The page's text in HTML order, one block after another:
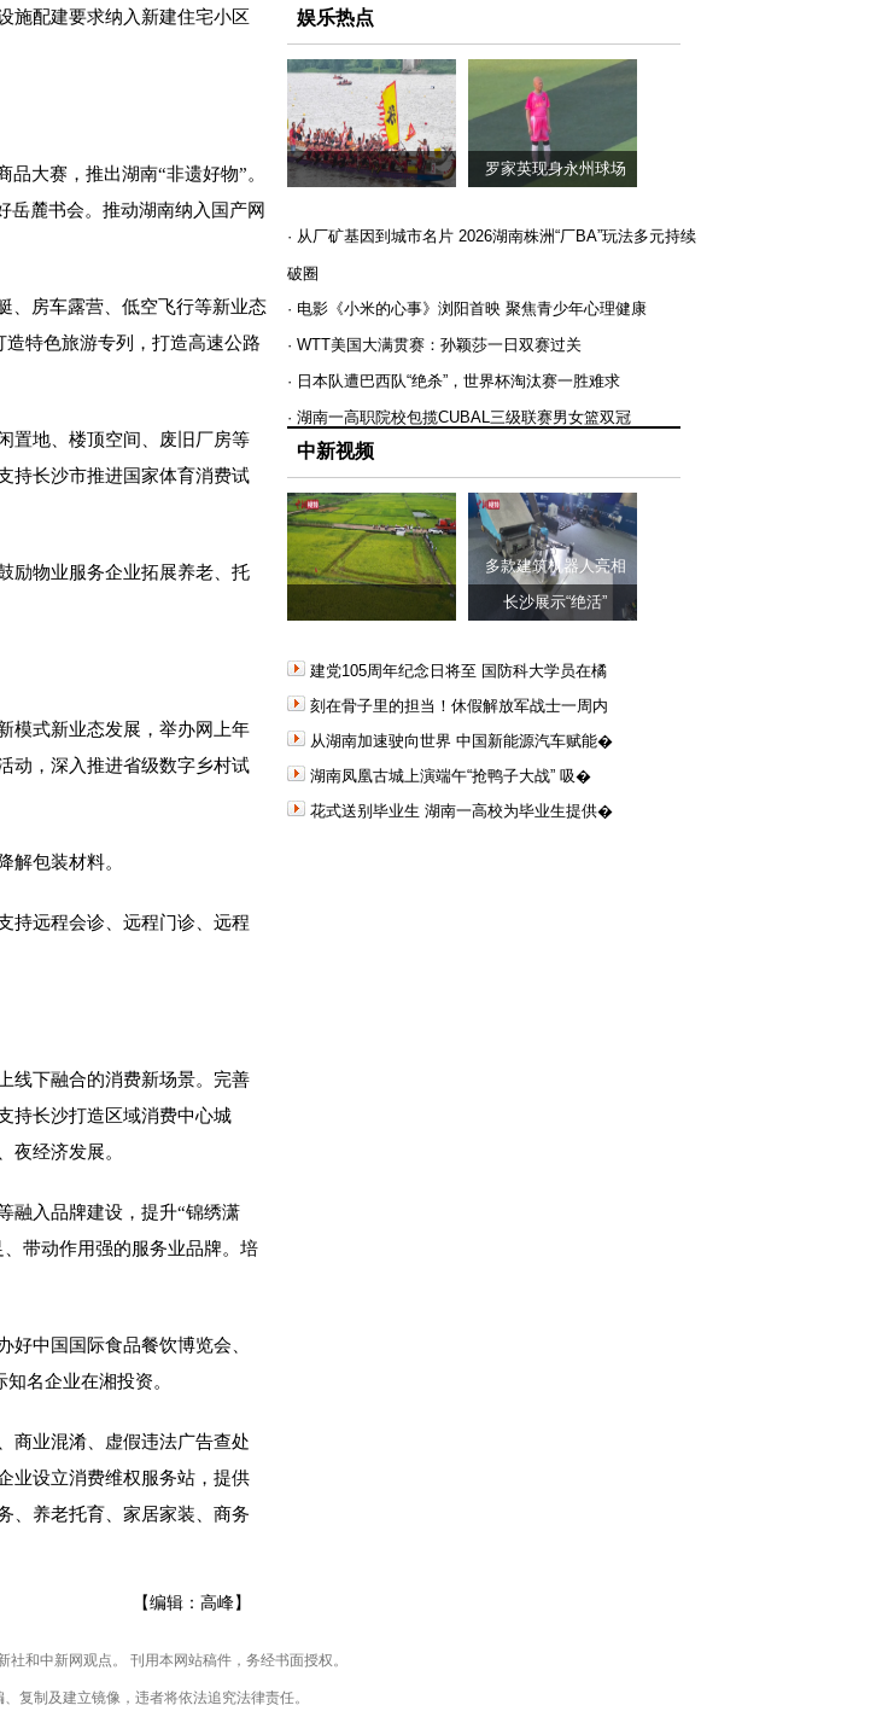
施配建要求纳入新建住宅小区
大赛，推出湖南“非遗好物”。
岳麓书会。推动湖南纳入国产网
房车露营、低空飞行等新业态
特色旅游专列，打造高速公路
地、楼顶空间、废旧厂房等
持长沙市推进国家体育消费试
物业服务企业拓展养老、托
式新业态发展，举办网上年
动，深入推进省级数字乡村试
包装材料。
远程会诊、远程门诊、远程
下融合的消费新场景。完善
持长沙打造区域消费中心城
夜经济发展。
入品牌建设，提升“锦绣潇
带动作用强的服务业品牌。培
中国国际食品餐饮博览会、
名企业在湘投资。
业混淆、虚假违法广告查处
业设立消费维权服务站，提供
、养老托育、家居家装、商务
【编辑：高峰】
娱乐热点
罗家英现身永州球场
· 从厂矿基因到城市名片 2026湖南株洲“厂BA”玩法多元持续
破圈
· 电影《小米的心事》浏阳首映 聚焦青少年心理健康
· WTT美国大满贯赛：孙颖莎一日双赛过关
· 日本队遭巴西队“绝杀”，世界杯淘汰赛一胜难求
· 湖南一高职院校包揽CUBAL三级联赛男女篮双冠
中新视频
多款建筑机器人亮相
长沙展示“绝活”
建党105周年纪念日将至 国防科大学员在橘
刻在骨子里的担当！休假解放军战士一周内
从湖南加速驶向世界 中国新能源汽车赋能�
湖南凤凰古城上演端午“抢鸭子大战” 吸�
花式送别毕业生 湖南一高校为毕业生提供�
社和中新网观点。 刊用本网站稿件，务经书面授权。
复制及建立镜像，违者将依法追究法律责任。